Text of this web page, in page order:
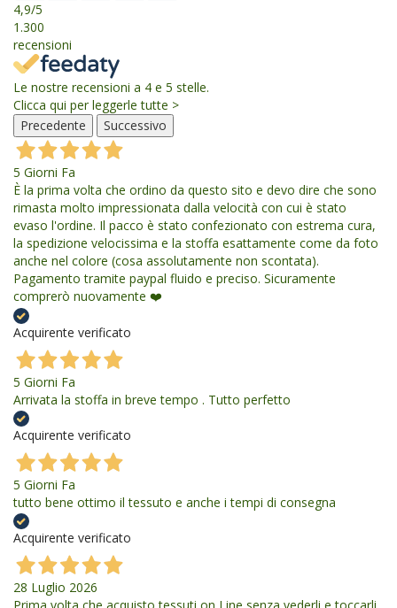
4,9/5
1.300
recensioni
Le nostre recensioni a 4 e 5 stelle.
Clicca qui per leggerle tutte >
Precedente
Successivo
5 Giorni Fa
È la prima volta che ordino da questo sito e devo dire che sono
rimasta molto impressionata dalla velocità con cui è stato
evaso l'ordine. Il pacco è stato confezionato con estrema cura,
la spedizione velocissima e la stoffa esattamente come da foto
anche nel colore (cosa assolutamente non scontata).
Pagamento tramite paypal fluido e preciso. Sicuramente
comprerò nuovamente ❤️
Acquirente verificato
5 Giorni Fa
Arrivata la stoffa in breve tempo . Tutto perfetto
Acquirente verificato
5 Giorni Fa
tutto bene ottimo il tessuto e anche i tempi di consegna
Acquirente verificato
28 Luglio 2026